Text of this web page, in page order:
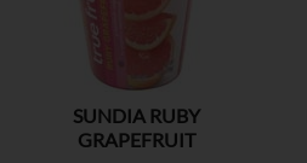
SUNDIA RUBY
GRAPEFRUIT